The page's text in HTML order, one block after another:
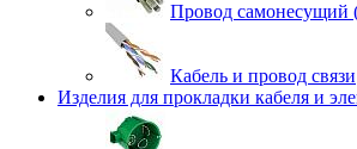
Провод
Кабель и провод связи
Изделия для прокладки кабеля и